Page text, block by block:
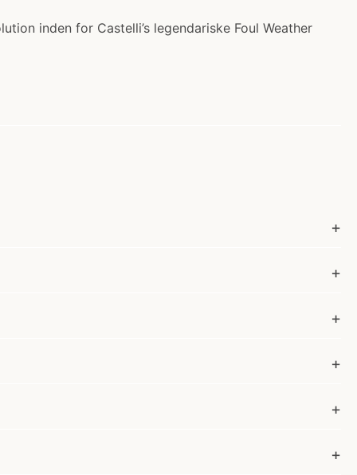
inden for Castelli’s legendariske Foul Weather